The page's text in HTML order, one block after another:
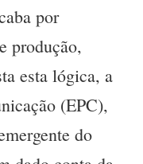
por
produção,
esta lógica, a
(EPC),
do